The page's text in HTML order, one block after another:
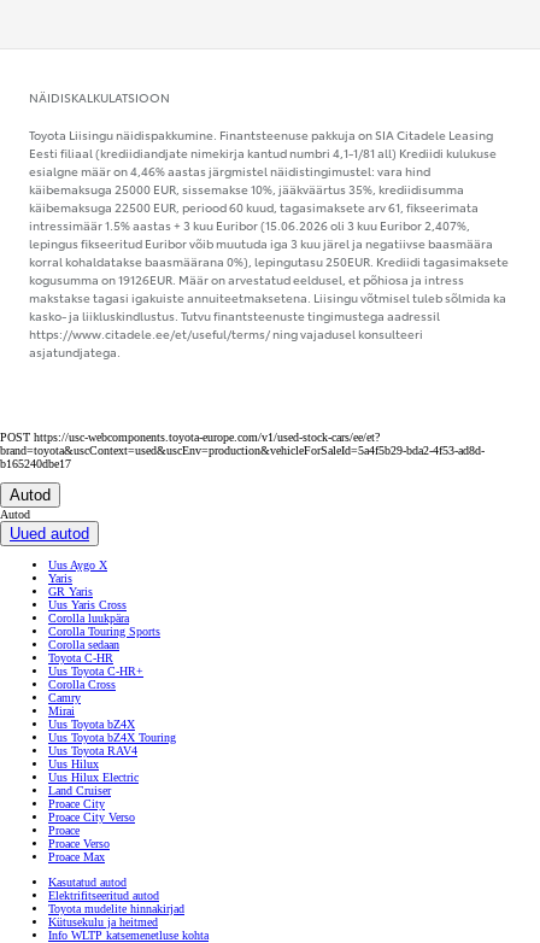
NÄIDISKALKULATSIOON
Toyota Liisingu näidispakkumine. Finantsteenuse pakkuja on SIA Citadele Leasing
Eesti filiaal (krediidiandjate nimekirja kantud numbri 4,1-1/81 all) Krediidi kulukuse
esialgne määr on 4,46% aastas järgmistel näidistingimustel: vara hind
käibemaksuga 25000 EUR, sissemakse 10%, jääkväärtus 35%, krediidisumma
käibemaksuga 22500 EUR, periood 60 kuud, tagasimaksete arv 61, fikseerimata
intressimäär 1.5% aastas + 3 kuu Euribor (15.06.2026 oli 3 kuu Euribor 2,407%,
lepingus fikseeritud Euribor võib muutuda iga 3 kuu järel ja negatiivse baasmäära
korral kohaldatakse baasmäärana 0%), lepingutasu 250EUR. Krediidi tagasimaksete
kogusumma on 19126EUR. Määr on arvestatud eeldusel, et põhiosa ja intress
makstakse tagasi igakuiste annuiteetmaksetena. Liisingu võtmisel tuleb sõlmida ka
kasko- ja liikluskindlustus. Tutvu finantsteenuste tingimustega aadressil
https://www.citadele.ee/et/useful/terms/ ning vajadusel konsulteeri
asjatundjatega.
POST https://usc-webcomponents.toyota-europe.com/v1/used-stock-cars/ee/et?
brand=toyota&uscContext=used&uscEnv=production&vehicleForSaleId=5a4f5b29-bda2-4f53-ad8d-
b165240dbe17
Autod
Autod
Uued autod
Uus Aygo X
Yaris
GR Yaris
Uus Yaris Cross
Corolla luukpära
Corolla Touring Sports
Corolla sedaan
Toyota C-HR
Uus Toyota C-HR+
Corolla Cross
Camry
Mirai
Uus Toyota bZ4X
Uus Toyota bZ4X Touring
Uus Toyota RAV4
Uus Hilux
Uus Hilux Electric
Land Cruiser
Proace City
Proace City Verso
Proace
Proace Verso
Proace Max
Kasutatud autod
Elektrifitseeritud autod
Toyota mudelite hinnakirjad
Kütusekulu ja heitmed
Info WLTP katsemenetluse kohta